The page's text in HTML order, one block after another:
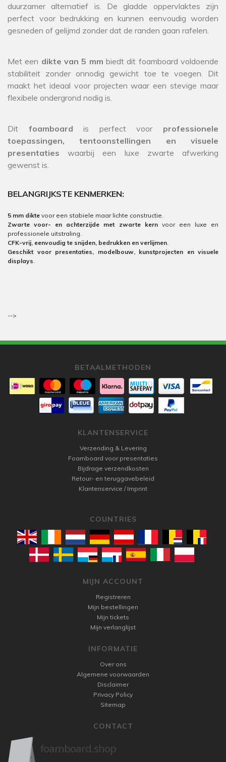
duurzamer alternatief is. De gladde oppervlaktes zijn
perfect voor bedrukking en kunnen eenvoudig worden
gesneden of gelijmd zonder dat de randen gaan rafelen.
Met een dikte van 5 mm biedt dit foamboard voldoende
stabiliteit zonder onnodig gewicht toe te voegen. Dit
maakt het ideaal voor projecten waar een stevige maar
flexibele ondergrond nodig is.
Dit foamboard is perfect voor professionele
toepassingen, tentoonstellingen en visuele
presentaties waarbij een luxe zwarte afwerking
gewenst is.
BELANGRIJKSTE KENMERKEN:
5 mm dikte voor een stabiele maar lichte constructie.
Zwarte voor- en achterzijde met zwarte kernvoor een luxe en
professionele uitstraling.
CFK-vrij, eenvoudig te snijden, bedrukken en verlijmen
Geschikt voor presentaties, modelbouw, kunstprojecten en visuele
displays
-->
BETAALMETHODEN
KLANTENSERVICE
Verzending & Levering
Foamboard voor presentaties
Bijdrage verzendkosten
Retour- en teruggavebeleid
Klantenservice / Imprint
COUNTRIES
MIJN ACCOUNT
Registreren
Mijn bestellingen
Mijn tickets
Mijn verlanglijst
INFORMATIE
Over ons
Algemene voorwaarden
Disclaimer
Privacy Policy
Sitemap
CONTACT